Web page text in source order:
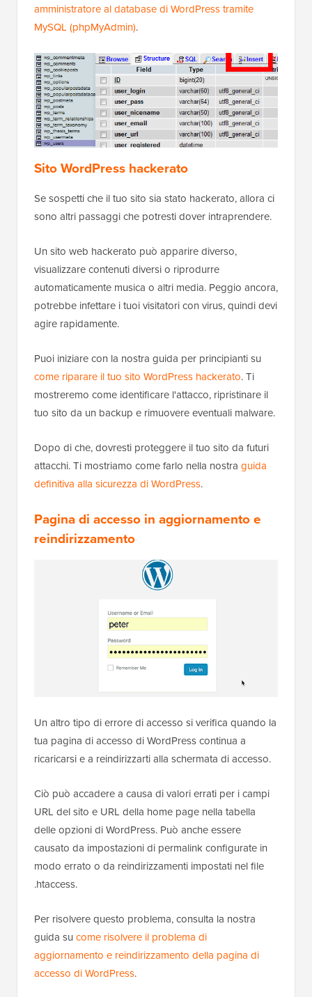
amministratore al database di WordPress tramite
MySQL (phpMyAdmin).
Sito WordPress hackerato
Se sospetti che il tuo sito sia stato hackerato, allora ci
sono altri passaggi che potresti dover intraprendere.
Un sito web hackerato può apparire diverso,
visualizzare contenuti diversi o riprodurre
automaticamente musica o altri media. Peggio ancora,
potrebbe infettare i tuoi visitatori con virus, quindi devi
agire rapidamente.
Puoi iniziare con la nostra guida per principianti su
come riparare il tuo sito WordPress hackerato. Ti
mostreremo come identificare l'attacco, ripristinare il
tuo sito da un backup e rimuovere eventuali malware.
Dopo di che, dovresti proteggere il tuo sito da futuri
attacchi. Ti mostriamo come farlo nella nostra guida
definitiva alla sicurezza di WordPress.
Pagina di accesso in aggiornamento e
reindirizzamento
Un altro tipo di errore di accesso si verifica quando la
tua pagina di accesso di WordPress continua a
ricaricarsi e a reindirizzarti alla schermata di accesso.
Ciò può accadere a causa di valori errati per i campi
URL del sito e URL della home page nella tabella
delle opzioni di WordPress. Può anche essere
causato da impostazioni di permalink configurate in
modo errato o da reindirizzamenti impostati nel file
.htaccess.
Per risolvere questo problema, consulta la nostra
guida su come risolvere il problema di
aggiornamento e reindirizzamento della pagina di
accesso di WordPress.